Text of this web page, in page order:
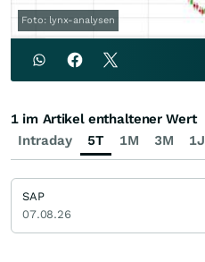
Foto: lynx-analysen
Intraday 5T 1M 3M 1J
1 im Artikel enthaltener Wert
SAP
07.08.26